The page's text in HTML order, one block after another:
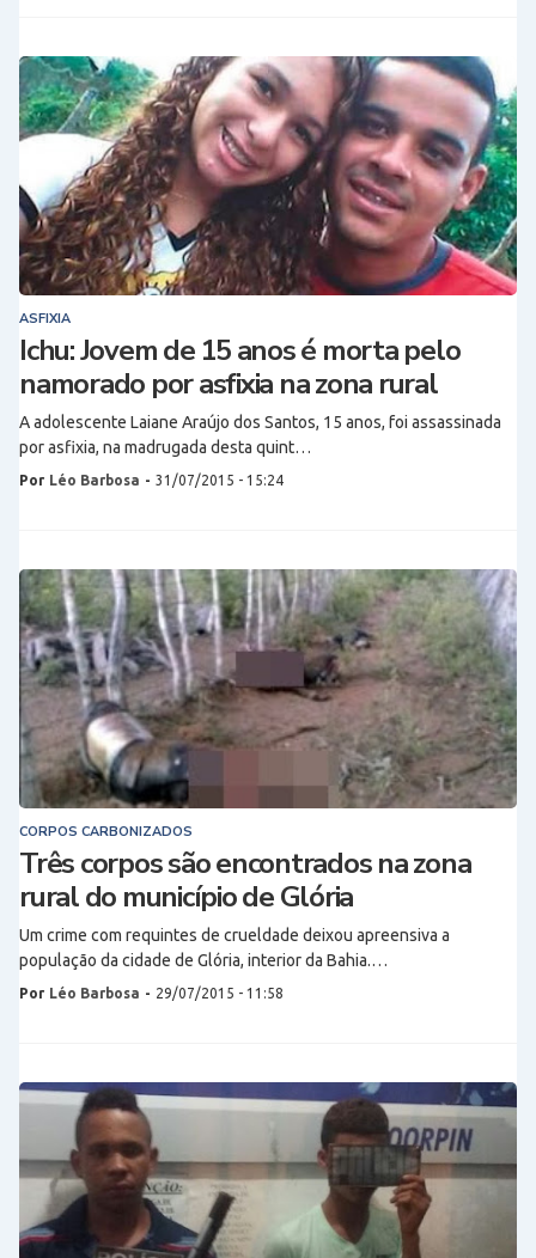
ASFIXIA
Ichu: Jovem de 15 anos é morta pelo
namorado por asfixia na zona rural
A adolescente Laiane Araújo dos Santos, 15 anos, foi assassinada
por asfixia, na madrugada desta quint…
Por Léo Barbosa - 31/07/2015 - 15:24
CORPOS CARBONIZADOS
Três corpos são encontrados na zona
rural do município de Glória
Um crime com requintes de crueldade deixou apreensiva a
população da cidade de Glória, interior da Bahia.…
Por Léo Barbosa - 29/07/2015 - 11:58